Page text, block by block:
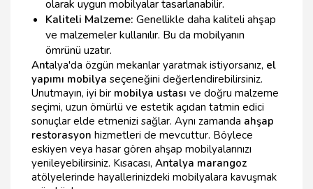
olarak uygun mobilyalar tasarlanabilir.
Kaliteli Malzeme: Genellikle daha kaliteli ahşap
ve malzemeler kullanılır. Bu da mobilyanın
ömrünü uzatır.
Antalya'da özgün mekanlar yaratmak istiyorsanız, el
yapımı mobilya seçeneğini değerlendirebilirsiniz.
Unutmayın, iyi bir mobilya ustası ve doğru malzeme
seçimi, uzun ömürlü ve estetik açıdan tatmin edici
sonuçlar elde etmenizi sağlar. Aynı zamanda ahşap
restorasyon hizmetleri de mevcuttur. Böylece
eskiyen veya hasar gören ahşap mobilyalarınızı
yenileyebilirsiniz. Kısacası, Antalya marangoz
atölyelerinde hayallerinizdeki mobilyalara kavuşmak